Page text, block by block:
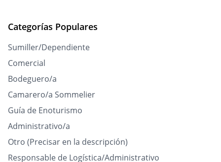
Categorías Populares
Sumiller/Dependiente
Comercial
Bodeguero/a
Camarero/a Sommelier
Guía de Enoturismo
Administrativo/a
Otro (Precisar en la descripción)
Responsable de Logística/Administrativo